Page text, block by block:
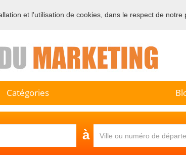
professionnel du marketing et de la
Catégories
à
et l'utilisation de cookies, dans le respect de notre